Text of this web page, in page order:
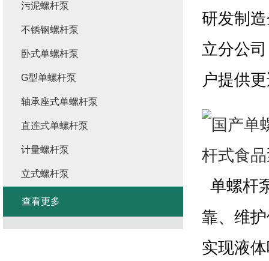
研发制
立分公
户提供
单螺杆
靠、维
实现液
污泥螺杆泵
不锈钢螺杆泵
卧式单螺杆泵
G型单螺杆泵
轴承座式单螺杆泵
直连式单螺杆泵
计量螺杆泵
立式螺杆泵
查看更多